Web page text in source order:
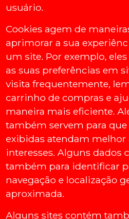
usuário.
Cookies agem de
aprimorar a sua
um site. Por exemplo,
as suas preferências em
visita frequentemente,
carrinho de compras e
maneira mais eficiente.
também servem para
exibidas atendam melhor
interesses. Alguns dados
também para identificar
navegação e localização
aproximada.
Alguns sites contém